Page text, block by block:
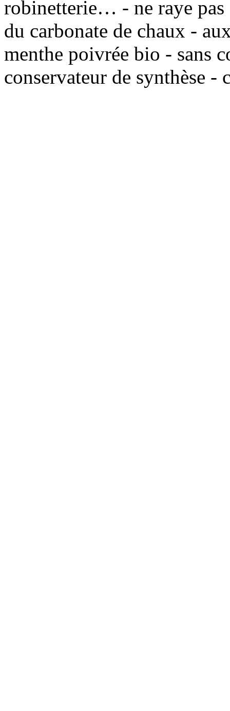
robinetterie… - ne raye pas
du carbonate de chaux -
menthe poivrée bio - sans
conservateur de synthèse -